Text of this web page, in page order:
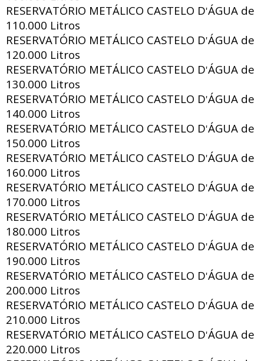
RESERVATÓRIO METÁLICO CASTELO D'ÁGUA de
110.000 Litros
RESERVATÓRIO METÁLICO CASTELO D'ÁGUA de
120.000 Litros
RESERVATÓRIO METÁLICO CASTELO D'ÁGUA de
130.000 Litros
RESERVATÓRIO METÁLICO CASTELO D'ÁGUA de
140.000 Litros
RESERVATÓRIO METÁLICO CASTELO D'ÁGUA de
150.000 Litros
RESERVATÓRIO METÁLICO CASTELO D'ÁGUA de
160.000 Litros
RESERVATÓRIO METÁLICO CASTELO D'ÁGUA de
170.000 Litros
RESERVATÓRIO METÁLICO CASTELO D'ÁGUA de
180.000 Litros
RESERVATÓRIO METÁLICO CASTELO D'ÁGUA de
190.000 Litros
RESERVATÓRIO METÁLICO CASTELO D'ÁGUA de
200.000 Litros
RESERVATÓRIO METÁLICO CASTELO D'ÁGUA de
210.000 Litros
RESERVATÓRIO METÁLICO CASTELO D'ÁGUA de
220.000 Litros